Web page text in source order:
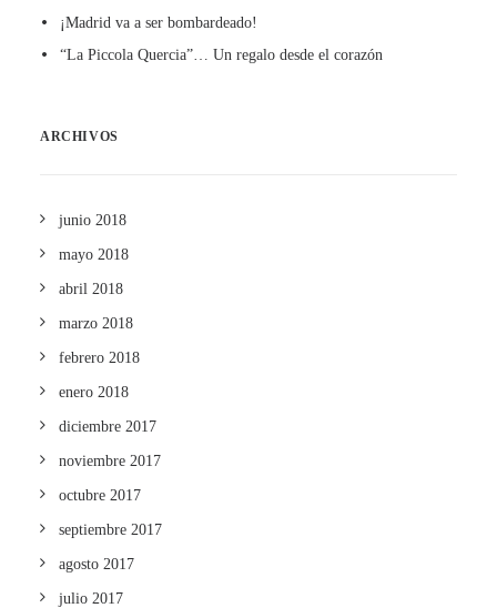
¡Madrid va a ser bombardeado!
“La Piccola Quercia”… Un regalo desde el corazón
ARCHIVOS
junio 2018
mayo 2018
abril 2018
marzo 2018
febrero 2018
enero 2018
diciembre 2017
noviembre 2017
octubre 2017
septiembre 2017
agosto 2017
julio 2017